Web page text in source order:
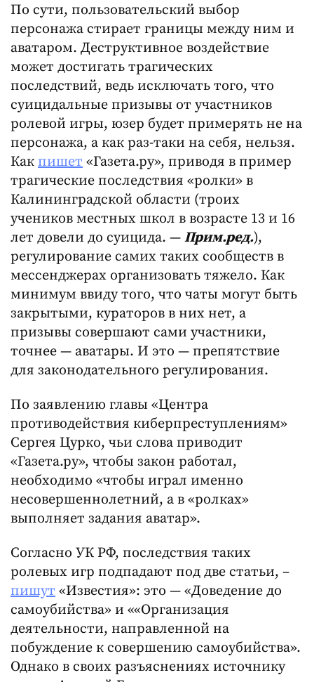
По сути, пользовательский выбор
персонажа стирает границы между ним и
аватаром. Деструктивное воздействие
может достигать трагических
последствий, ведь исключать того, что
суицидальные призывы от участников
ролевой игры, юзер будет примерять не на
персонажа, а как раз-таки на себя, нельзя.
Как пишет «Газета.ру», приводя в пример
трагические последствия «ролки» в
Калининградской области (троих
учеников местных школ в возрасте 13 и 16
лет довели до суицида. — Прим.ред.),
регулирование самих таких сообществ в
мессенджерах организовать тяжело. Как
минимум ввиду того, что чаты могут быть
закрытыми, кураторов в них нет, а
призывы совершают сами участники,
точнее — аватары. И это — препятствие
для законодательного регулирования.
По заявлению главы «Центра
противодействия киберпреступлениям»
Сергея Цурко, чьи слова приводит
«Газета.ру», чтобы закон работал,
необходимо «чтобы играл именно
несовершеннолетний, а в «ролках»
выполняет задания аватар».
Согласно УК РФ, последствия таких
ролевых игр подпадают под две статьи, –
пишут «Известия»: это — «Доведение до
самоубийства» и ««Организация
деятельности, направленной на
побуждение к совершению самоубийства».
Однако в своих разъяснениях источнику